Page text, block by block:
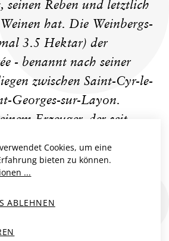
Reben und letztlich
hat. Die Weinbergs-
3.5 Hektar) der
- benannt nach seiner
zwischen Saint-Cyr-le-
Georges-sur-Layon.
Erzeuger, der seit
Jahren biologisch
Parzellen vorwiegend
bestockt sind. In
sich auf
sowohl das Terroir,
nährt, als auch die
Cookies, um eine
bieten zu können.
...
ABLEHNEN